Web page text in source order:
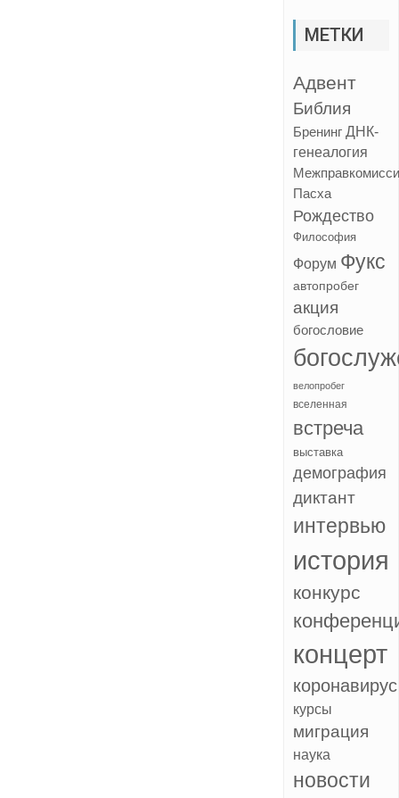
МЕТКИ
Адвент
Библия
Бренинг ДНК-
генеалогия
Пасха
Рождество
Философия
Форум Фукс
автопробег
акция
богословие
велопробег
вселенная
встреча
выставка
демография
диктант
интервью
история
конкурс
концерт
коронавирус
курсы
миграция
наука
новости